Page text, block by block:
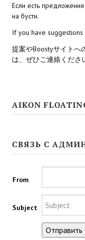
Новости Архив
МОДЫ ДЛЯ ИГР
Патчи
Моды
Dragon Age: Origins
Dragon Age 2
Dragon Age:
Fallout 3
Если есть
на бусти.
If you have
提案やBoostyサイトへ
は、ぜひご連絡くださ
AIKON
СВЯЗЬ С
From
Subject